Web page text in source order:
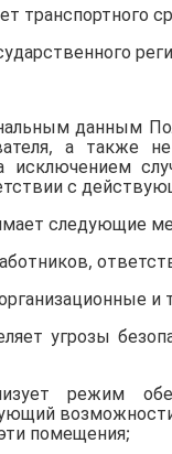
транспортного
данным
а также
исключением
с
следующие
угрозы
режим
помещения;